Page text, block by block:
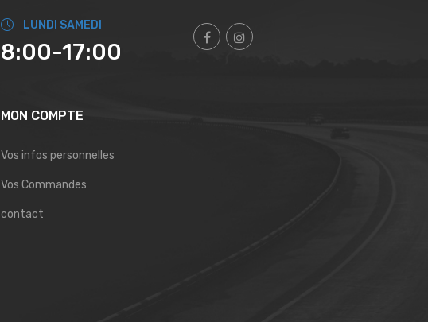
LUNDI SAMEDI
8:00-17:00
MON COMPTE
Vos infos personnelles
Vos Commandes
contact